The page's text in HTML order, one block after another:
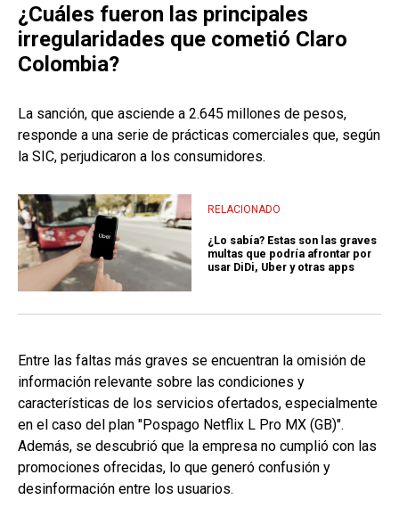
¿Cuáles fueron las principales
irregularidades que cometió Claro
Colombia?
La sanción, que asciende a 2.645 millones de pesos,
responde a una serie de prácticas comerciales que, según
la SIC, perjudicaron a los consumidores.
RELACIONADO
¿Lo sabía? Estas son las graves
multas que podría afrontar por
usar DiDi, Uber y otras apps
Entre las faltas más graves se encuentran la omisión de
información relevante sobre las condiciones y
características de los servicios ofertados, especialmente
en el caso del plan "Pospago Netflix L Pro MX (GB)".
Además, se descubrió que la empresa no cumplió con las
promociones ofrecidas, lo que generó confusión y
desinformación entre los usuarios.